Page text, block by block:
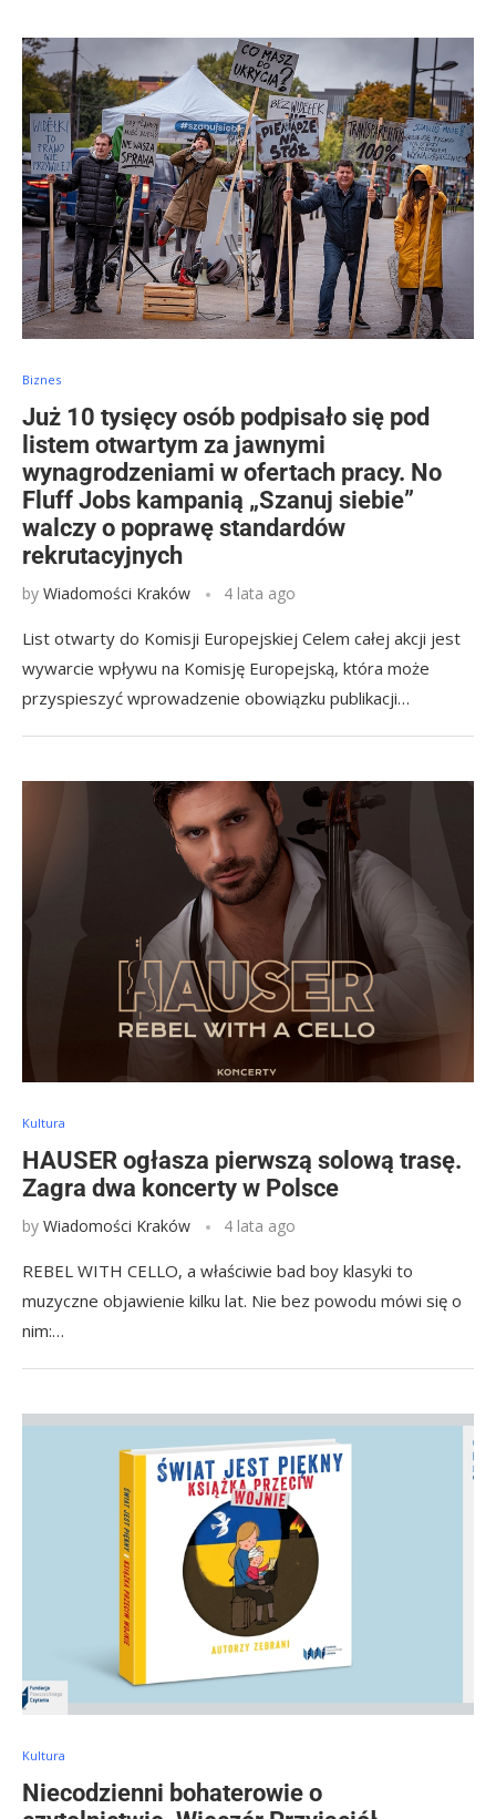
Biznes
Już 10 tysięcy osób podpisało się pod
listem otwartym za jawnymi
wynagrodzeniami w ofertach pracy. No
Fluff Jobs kampanią „Szanuj siebie”
walczy o poprawę standardów
rekrutacyjnych
by Wiadomości Kraków 4 lata ago
List otwarty do Komisji Europejskiej Celem całej akcji jest
wywarcie wpływu na Komisję Europejską, która może
przyspieszyć wprowadzenie obowiązku publikacji…
Kultura
HAUSER ogłasza pierwszą solową trasę.
Zagra dwa koncerty w Polsce
by Wiadomości Kraków 4 lata ago
REBEL WITH CELLO, a właściwie bad boy klasyki to
muzyczne objawienie kilku lat. Nie bez powodu mówi się o
nim:…
Kultura
Niecodzienni bohaterowie o